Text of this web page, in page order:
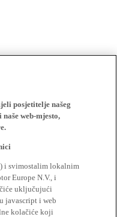
posjetitelje našeg
web-mjesto,
i svimostalim lokalnim
Europe N.V., i
uključujući
javascript i web
kolačiće koji